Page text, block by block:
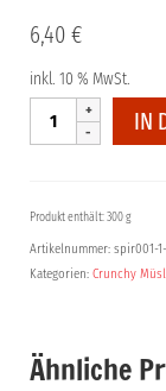
6,40 €
inkl. 10 % MwSt.
Knuspermüsli
IN
Produkt enthält: 300 g
Artikelnummer: spir001-1-
Kategorien: Crunchy
Ähnliche